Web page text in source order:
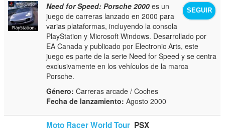
SEGUIR
Need for Speed: Porsche 2000 es un
juego de carreras lanzado en 2000 para
varias plataformas, incluyendo la consola
PlayStation y Microsoft Windows. Desarrollado por
EA Canada y publicado por Electronic Arts, este
juego es parte de la serie Need for Speed y se centra
exclusivamente en los vehículos de la marca
Porsche.
Género: Carreras arcade / Coches
Fecha de lanzamiento: Agosto 2000
Moto Racer World Tour PSX